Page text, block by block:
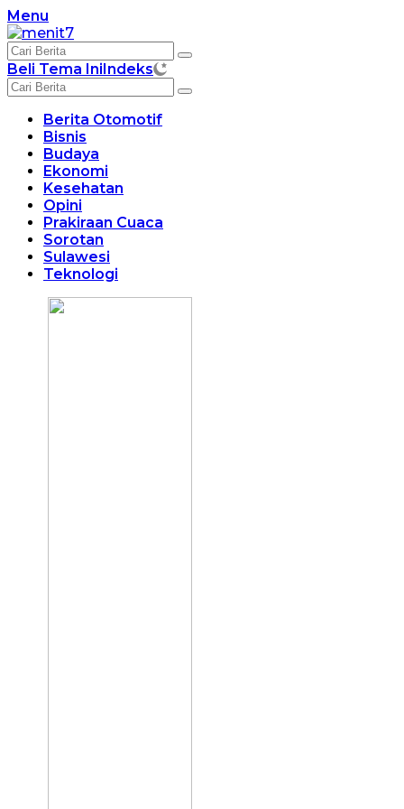
Langsung
ke
konten
Menu
Beli Tema IniIndeks
Berita Otomotif
Bisnis
Budaya
Ekonomi
Kesehatan
Opini
Prakiraan Cuaca
Sorotan
Sulawesi
Teknologi